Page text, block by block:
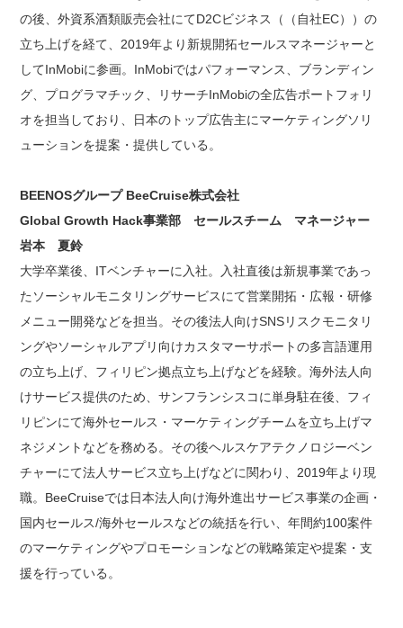
の後、外資系酒類販売会社にてD2Cビジネス（（自社EC））の
立ち上げを経て、2019年より新規開拓セールスマネージャーと
してInMobiに参画。InMobiではパフォーマンス、ブランディン
グ、プログラマチック、リサーチInMobiの全広告ポートフォリ
オを担当しており、日本のトップ広告主にマーケティングソリ
ューションを提案・提供している。
BEENOSグループ BeeCruise株式会社
Global Growth Hack事業部 セールスチーム マネージャー
岩本 夏鈴
大学卒業後、ITベンチャーに入社。入社直後は新規事業であっ
たソーシャルモニタリングサービスにて営業開拓・広報・研修
メニュー開発などを担当。その後法人向けSNSリスクモニタリ
ングやソーシャルアプリ向けカスタマーサポートの多言語運用
の立ち上げ、フィリピン拠点立ち上げなどを経験。海外法人向
けサービス提供のため、サンフランシスコに単身駐在後、フィ
リピンにて海外セールス・マーケティングチームを立ち上げマ
ネジメントなどを務める。その後ヘルスケアテクノロジーベン
チャーにて法人サービス立ち上げなどに関わり、2019年より現
職。BeeCruiseでは日本法人向け海外進出サービス事業の企画・
国内セールス/海外セールスなどの統括を行い、年間約100案件
のマーケティングやプロモーションなどの戦略策定や提案・支
援を行っている。